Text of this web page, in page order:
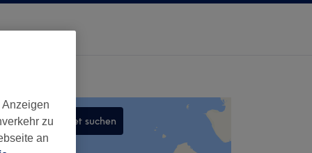
In diesem Gebiet suchen
,
zu
an